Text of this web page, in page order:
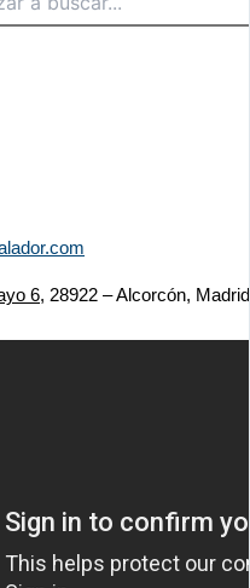
6, 28922 – Alcorcón,